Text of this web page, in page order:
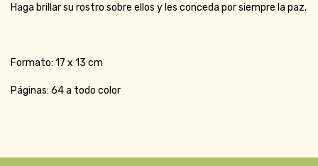
Haga brillar su rostro sobre ellos y les conceda por siempre la paz.
Formato: 17 x 13 cm
Páginas: 64 a todo color